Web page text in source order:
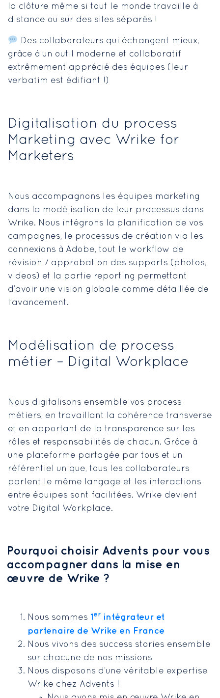
la clôture même si tout le monde travaille à
distance ou sur des sites séparés !
Des collaborateurs qui échangent mieux,
grâce à un outil moderne et collaboratif
extrêmement apprécié des équipes (leur
verbatim est édifiant !)
Digitalisation du process
Marketing avec Wrike for
Marketers
Nous accompagnons les équipes marketing
dans la modélisation de leur processus dans
Wrike. Nous intégrons la planification de vos
campagnes, le processus de création via les
connexions à Adobe, tout le workflow de
révision / approbation des supports (photos,
videos) et la partie reporting permettant
d’avoir une vision globale comme détaillée de
l’avancement.
Modélisation de process
métier – Digital Workplace
Nous digitalisons ensemble vos process
métiers, en travaillant la cohérence transverse
et en apportant de la transparence sur les
rôles et responsabilités de chacun. Grâce à
une plateforme partagée par tous et un
référentiel unique, tous les collaborateurs
parlent le même langage et les interactions
entre équipes sont facilitées. Wrike devient
votre Digital Workplace.
Pourquoi choisir Advents pour vous
accompagner dans la mise en
œuvre de Wrike ?
Nous sommes 1 er intégrateur et
partenaire de Wrike en France
Nous vivons des success stories ensemble
sur chacune de nos missions
Nous disposons d’une véritable expertise
Wrike chez Advents !